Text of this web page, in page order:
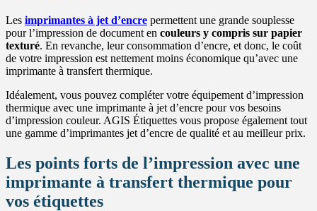
Les imprimantes à jet d’encre permettent une grande souplesse
pour l’impression de document en couleurs y compris sur papier
texturé. En revanche, leur consommation d’encre, et donc, le coût
de votre impression est nettement moins économique qu’avec une
imprimante à transfert thermique.
Idéalement, vous pouvez compléter votre équipement d’impression
thermique avec une imprimante à jet d’encre pour vos besoins
d’impression couleur. AGIS Étiquettes vous propose également tout
une gamme d’imprimantes jet d’encre de qualité et au meilleur prix.
Les points forts de l’impression avec une
imprimante à transfert thermique pour
vos étiquettes